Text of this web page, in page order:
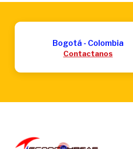
Bogotá - Colombia
Contactanos